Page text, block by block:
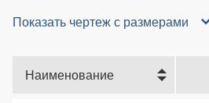
Показать чертеж с размерами
Наименование